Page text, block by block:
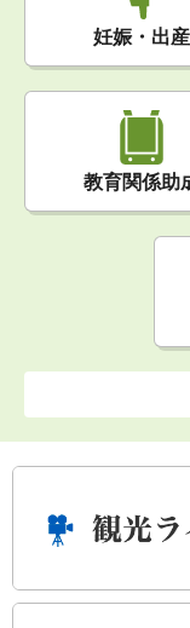
妊娠・出産
教育関係助